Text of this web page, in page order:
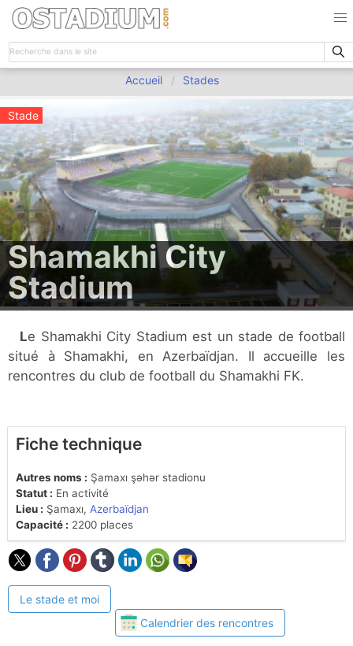
Accueil Stades
Stade
Shamakhi City
Stadium
Le Shamakhi City Stadium est un stade de football
situé à Shamakhi, en Azerbaïdjan. Il accueille les
rencontres du club de football du Shamakhi FK.
Fiche technique
Autres noms : Şamaxı şəhər stadionu
Statut : En activité
Lieu : Şamaxı, Azerbaïdjan
Capacité : 2200 places
Le stade et moi
Calendrier des rencontres